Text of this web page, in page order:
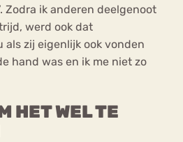
Zodra ik anderen deelgenoot
werd ook dat
als zij eigenlijk ook vonden
hand was en ik me niet zo
HET WEL TE